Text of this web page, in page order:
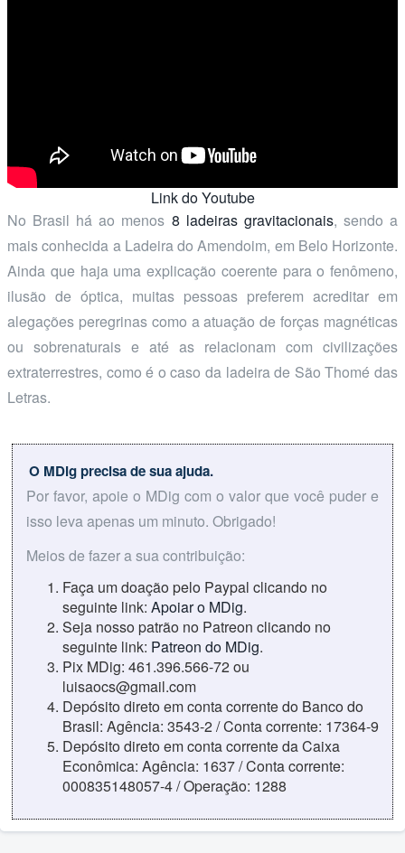
Link do Youtube
No Brasil há ao menos 8 ladeiras gravitacionais, sendo a
mais conhecida a Ladeira do Amendoim, em Belo Horizonte.
Ainda que haja uma explicação coerente para o fenômeno,
ilusão de óptica, muitas pessoas preferem acreditar em
alegações peregrinas como a atuação de forças magnéticas
ou sobrenaturais e até as relacionam com civilizações
extraterrestres, como é o caso da ladeira de São Thomé das
Letras.
O MDig precisa de sua ajuda.
Por favor, apoie o MDig com o valor que você puder e
isso leva apenas um minuto. Obrigado!
Meios de fazer a sua contribuição:
Faça um doação pelo Paypal clicando no
seguinte link: Apoiar o MDig.
Seja nosso patrão no Patreon clicando no
seguinte link: Patreon do MDig.
Pix MDig: 461.396.566-72 ou
luisaocs@gmail.com
Depósito direto em conta corrente do Banco do
Brasil: Agência: 3543-2 / Conta corrente: 17364-9
Depósito direto em conta corrente da Caixa
Econômica: Agência: 1637 / Conta corrente:
000835148057-4 / Operação: 1288